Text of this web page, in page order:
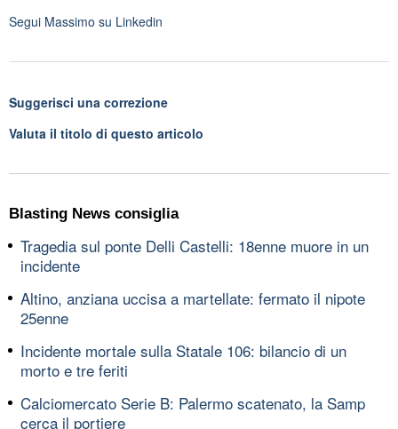
Segui Massimo su Linkedin
Suggerisci una correzione
Valuta il titolo di questo articolo
Blasting News consiglia
Tragedia sul ponte Delli Castelli: 18enne muore in un
incidente
Altino, anziana uccisa a martellate: fermato il nipote
25enne
Incidente mortale sulla Statale 106: bilancio di un
morto e tre feriti
Calciomercato Serie B: Palermo scatenato, la Samp
cerca il portiere